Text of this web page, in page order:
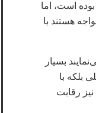
است، اما
هستند با
بسیار
بلکه با
رقابت